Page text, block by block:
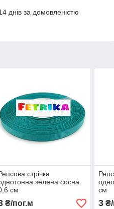
днів за домовленістю
стрічка
зелена сосна
см
₴/пог.м
см
3 ₴/